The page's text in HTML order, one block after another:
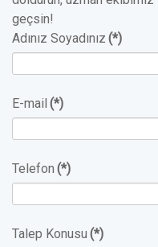
geçsin!
Adınız Soyadınız (*)
E-mail (*)
Telefon (*)
Talep Konusu (*)